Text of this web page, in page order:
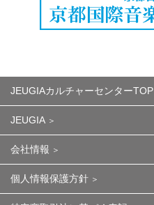
JEUGIAカルチャーセンターTOP
JEUGIA
会社情報
個人情報保護方針